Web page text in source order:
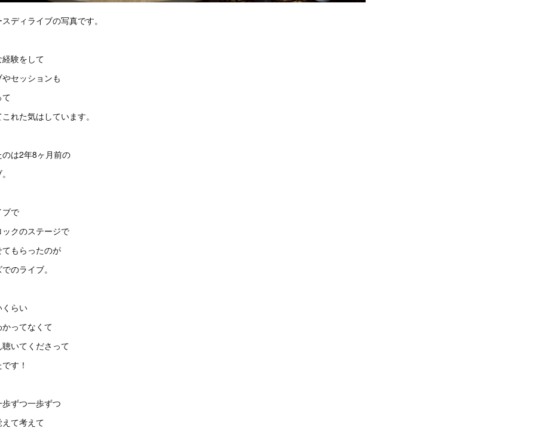
ディライブの写真です。
験をして
セッションも
れた気はしています。
は2年8ヶ月前の
ブで
クのステージで
もらったのが
のライブ。
らい
ってなくて
いてくださって
す！
ずつ一歩ずつ
て考えて